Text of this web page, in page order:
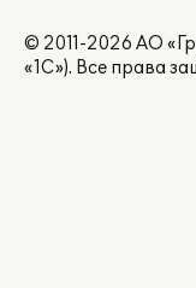
© 2011-2026 АО
«1С»). Все права